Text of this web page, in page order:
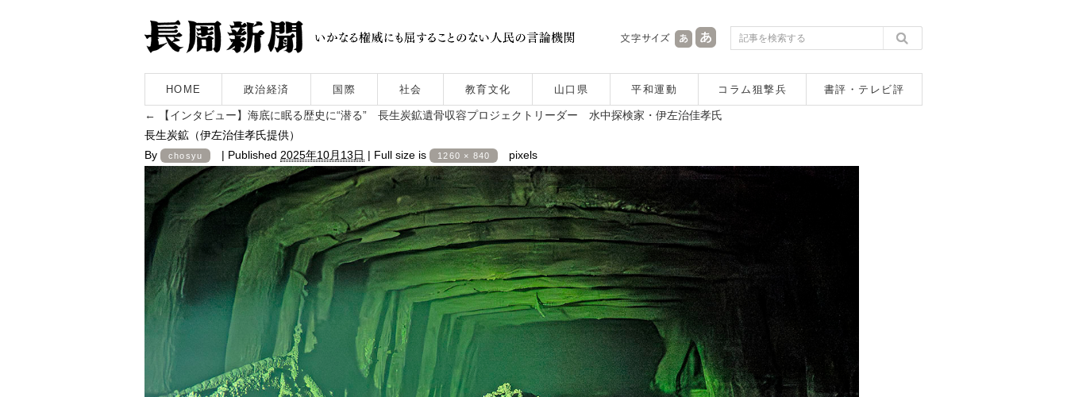
HOME 政治経済 国際 社会 教育文化 山口県 平和運動 コラム狙撃兵 書評・テレビ評
←
【インタビュー】海底に眠る歴史に“潜る” 長生炭鉱遺骨収容プロジェクトリーダー 水中探検家・伊左治佳孝氏
長生炭鉱（伊左治佳孝氏提供）
By
chosyu | Published 2025年10月13日 | Full size is 1260 × 840 pixels